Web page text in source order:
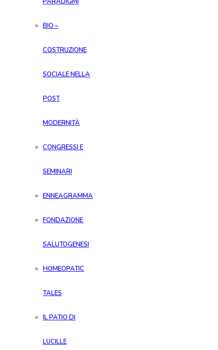
BIO –
COSTRUZIONE
SOCIALE NELLA
POST
MODERNITÀ
CONGRESSI E
SEMINARI
ENNEAGRAMMA
FONDAZIONE
SALUTOGENESI
HOMEOPATIC
TALES
IL PATIO DI
LUCILLE